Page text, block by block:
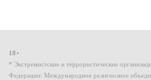
18+
* Экстремистские и террористические
Федерации: Международное религиозное